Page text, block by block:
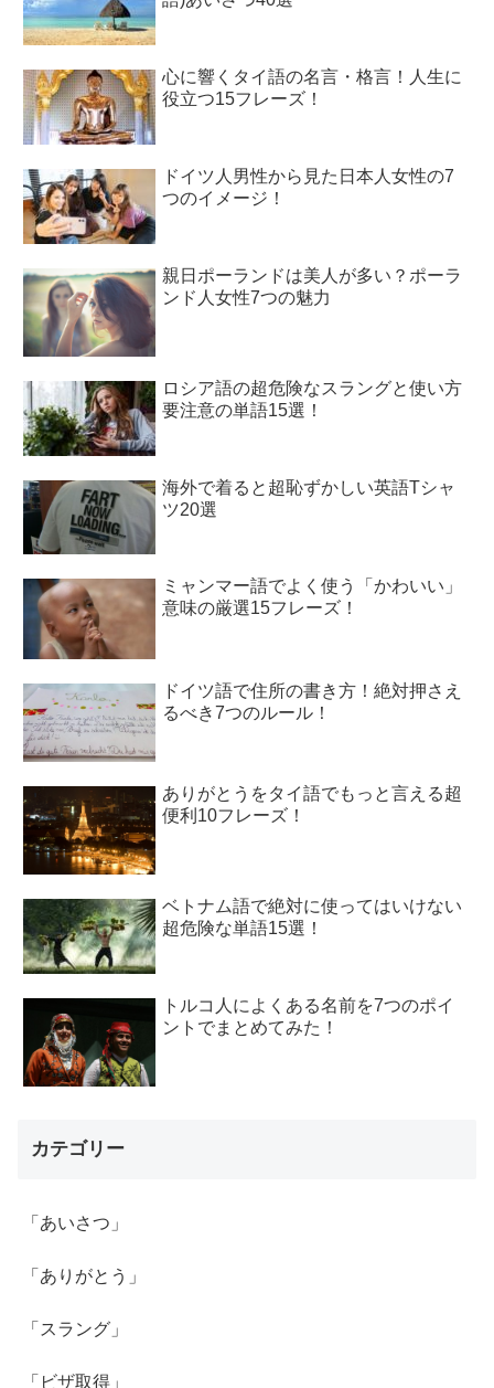
心に響くタイ語の名言・格言！人生に
役立つ15フレーズ！
ドイツ人男性から見た日本人女性の7
つのイメージ！
親日ポーランドは美人が多い？ポーラ
ンド人女性7つの魅力
ロシア語の超危険なスラングと使い方
要注意の単語15選！
海外で着ると超恥ずかしい英語Tシャ
ツ20選
ミャンマー語でよく使う「かわいい」
意味の厳選15フレーズ！
ドイツ語で住所の書き方！絶対押さえ
るべき7つのルール！
ありがとうをタイ語でもっと言える超
便利10フレーズ！
ベトナム語で絶対に使ってはいけない
超危険な単語15選！
トルコ人によくある名前を7つのポイ
ントでまとめてみた！
カテゴリー
「あいさつ」
「ありがとう」
「スラング」
「ビザ取得」